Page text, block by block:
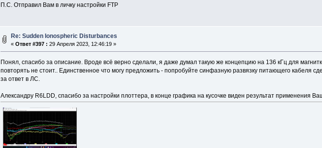
П.С. Отправил Вам в личку настройки FTP
Re: Sudden Ionospheric Disturbances
«Ответ #397 : 29 Апреля 2023, 12:46:19 »
Понял, спасибо за описание. Вроде всё верно сделали, я даже думал такую же концепцию на 136 кГц для
повторять не стоит.. Единственное что могу предложить - попробуйте синфазную развязку питающего кабеля
за ответ в ЛС.
Александру R6LDD, спасибо за настройки плоттера, в конце графика на кусочке виден результат применения